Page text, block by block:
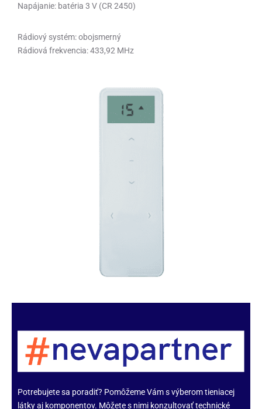
Napájanie: batéria 3 V (CR 2450)
Rádiový systém: obojsmerný
Rádiová frekvencia: 433,92 MHz
Potrebujete sa poradiť? Pomôžeme Vám s výberom tieniacej
látky aj komponentov. Môžete s nimi konzultovať technické